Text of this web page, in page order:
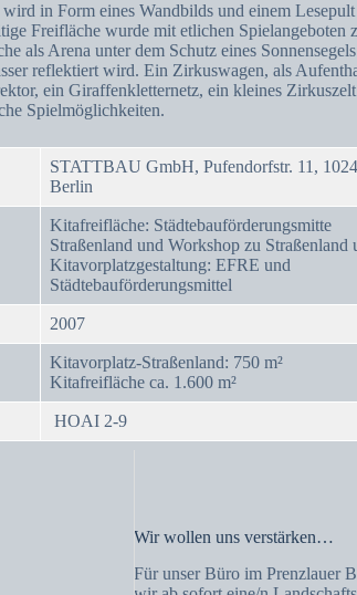
in Form eines Wandbilds und einem
Freifläche wurde mit etlichen Spielangeboten
als Arena unter dem Schutz eines
reflektiert wird. Ein Zirkuswagen, als
ein Giraffenkletternetz, ein kleines
Spielmöglichkeiten.
STATTBAU GmbH, Pufendorfstr. 11,
Berlin
Kitafreifläche: Städtebauförderungsmitte
Straßenland und Workshop zu Straßenland
Kitavorplatzgestaltung: EFRE und
Städtebauförderungsmittel
2007
Kitavorplatz-Straßenland: 750 m²
Kitafreifläche ca. 1.600 m²
HOAI 2-9
Wir wollen uns verstärken…
Für unser Büro im Prenzlauer